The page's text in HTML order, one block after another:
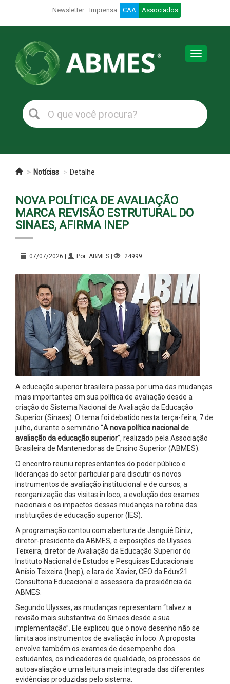
Newsletter Imprensa CAA Associados
Toggle
Notícias Detalhe
NOVA POLÍTICA DE AVALIAÇÃO
MARCA REVISÃO ESTRUTURAL DO
SINAES, AFIRMA INEP
07/07/2026 | Por: ABMES | 24999
A educação superior brasileira passa por uma das mudanças
mais importantes em sua política de avaliação desde a
criação do Sistema Nacional de Avaliação da Educação
Superior (Sinaes). O tema foi debatido nesta terça-feira, 7 de
julho, durante o seminário “A nova política nacional de
avaliação da educação superior”, realizado pela Associação
Brasileira de Mantenedoras de Ensino Superior (ABMES).
O encontro reuniu representantes do poder público e
lideranças do setor particular para discutir os novos
instrumentos de avaliação institucional e de cursos, a
reorganização das visitas in loco, a evolução dos exames
nacionais e os impactos dessas mudanças na rotina das
instituições de educação superior (IES).
A programação contou com abertura de Janguiê Diniz,
diretor-presidente da ABMES, e exposições de Ulysses
Teixeira, diretor de Avaliação da Educação Superior do
Instituto Nacional de Estudos e Pesquisas Educacionais
Anísio Teixeira (Inep), e Iara de Xavier, CEO da Edux21
Consultoria Educacional e assessora da presidência da
ABMES.
Segundo Ulysses, as mudanças representam “talvez a
revisão mais substantiva do Sinaes desde a sua
implementação”. Ele explicou que o novo desenho não se
limita aos instrumentos de avaliação in loco. A proposta
envolve também os exames de desempenho dos
estudantes, os indicadores de qualidade, os processos de
autoavaliação e uma leitura mais integrada das diferentes
evidências produzidas pelo sistema.